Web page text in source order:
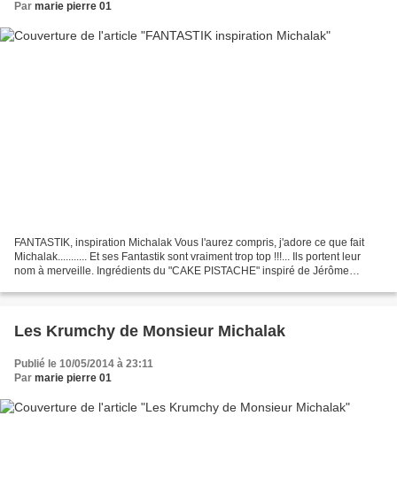
Par marie pierre 01
FANTASTIK, inspiration Michalak Vous l'aurez compris, j'adore ce que fait
Michalak........... Et ses Fantastik sont vraiment trop top !!!... Ils portent leur
nom à merveille. Ingrédients du "CAKE PISTACHE" inspiré de Jérôme
Les Krumchy de Monsieur Michalak
Publié le 10/05/2014 à 23:11
Par marie pierre 01